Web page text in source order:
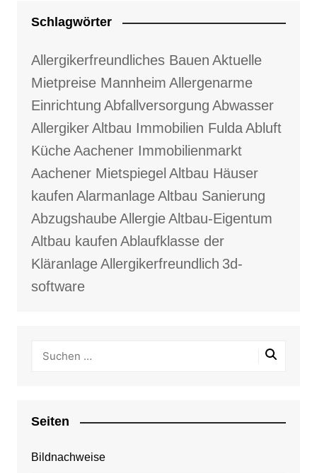
Schlagwörter
Allergikerfreundliches Bauen Aktuelle
Mietpreise Mannheim Allergenarme
Einrichtung Abfallversorgung Abwasser
AllergikerAltbau Immobilien FuldaAbluft
KücheAachener Immobilienmarkt
Aachener Mietspiegel Altbau Häuser
kaufen AlarmanlageAltbau Sanierung
AbzugshaubeAllergieAltbau-Eigentum
Altbau kaufen Ablaufklasse der
KläranlageAllergikerfreundlich 3d-
software
Seiten
Bildnachweise